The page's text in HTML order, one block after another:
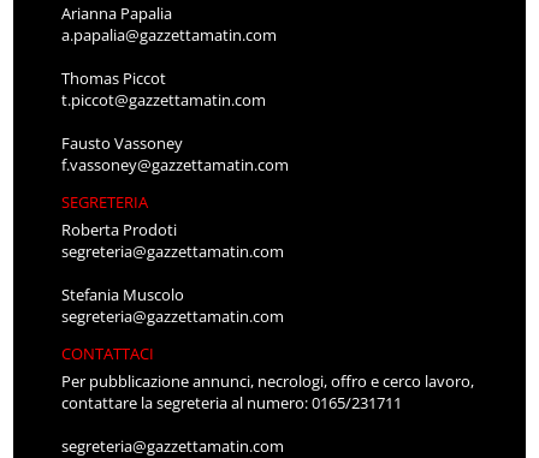
Arianna Papalia
a.papalia@gazzettamatin.com
Thomas Piccot
t.piccot@gazzettamatin.com
Fausto Vassoney
f.vassoney@gazzettamatin.com
SEGRETERIA
Roberta Prodoti
segreteria@gazzettamatin.com
Stefania Muscolo
segreteria@gazzettamatin.com
CONTATTACI
Per pubblicazione annunci, necrologi, offro e cerco lavoro,
contattare la segreteria al numero: 0165/231711
segreteria@gazzettamatin.com